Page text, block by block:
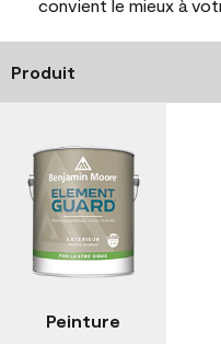
convient le mieux à
Produit
Peinture